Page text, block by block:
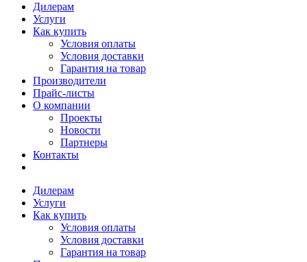
Дилерам
Услуги
Как купить
Условия оплаты
Условия доставки
Гарантия на товар
Производители
Прайс-листы
О компании
Проекты
Новости
Партнеры
Контакты
Дилерам
Услуги
Как купить
Условия оплаты
Условия доставки
Гарантия на товар